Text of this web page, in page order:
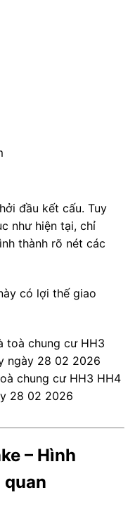
đầu kết cấu. Tuy
như hiện tại, chỉ
thành rõ nét các
có lợi thế giao
chung cư HH3 HH4
28 02 2026
– Hình
quan